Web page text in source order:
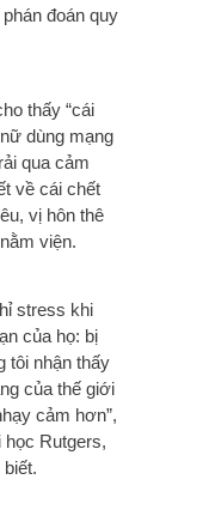
đoán quy
thấy “cái
dùng mạng
qua cảm
về cái chết
vị hôn thê
viện.
stress khi
của họ: bị
tôi nhận thấy
của thế giới
cảm hơn”,
học Rutgers,